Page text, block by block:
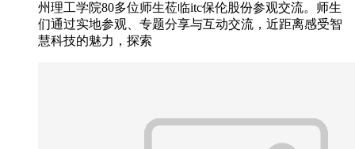
州理工学院80多位师生莅临itc保伦股份参观交流。师生
们通过实地参观、专题分享与互动交流，近距离感受智
慧科技的魅力，探索